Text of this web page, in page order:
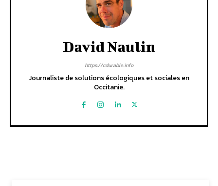
David Naulin
https://cdurable.info
Journaliste de solutions écologiques et sociales en
Occitanie.